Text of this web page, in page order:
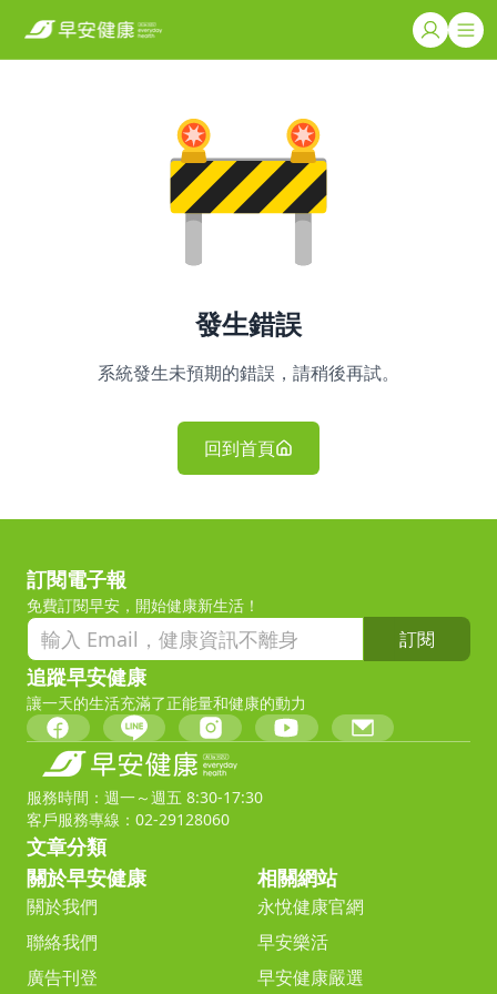
發生錯誤
系統發生未預期的錯誤，請稍後再試。
回到首頁
訂閱電子報
免費訂閱早安，開始健康新生活！
訂閱
追蹤早安健康
讓一天的生活充滿了正能量和健康的動力
服務時間：週一～週五 8:30-17:30
客戶服務專線：02-29128060
文章分類
關於早安健康
關於我們
聯絡我們
廣告刊登
相關網站
永悅健康官網
早安樂活
早安健康嚴選